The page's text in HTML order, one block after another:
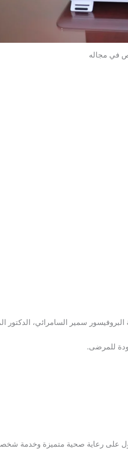
في مجاله
سمير السامرائي،
للمرضى.
على رعاية صحية متميزة وخدمة